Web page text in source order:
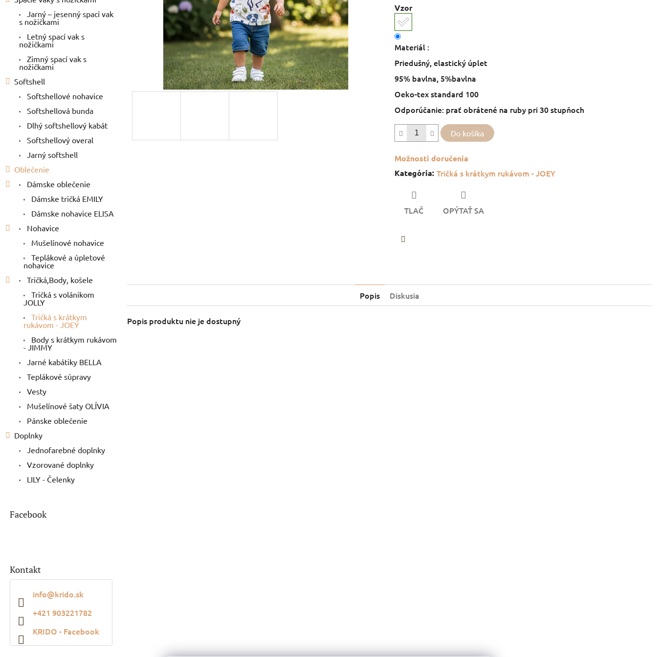
Jarný – jesenný spací vak
s nožičkami
Letný spací vak s
nožičkami
Zimný spací vak s
nožičkami
Softshell
Softshellové nohavice
Softshellová bunda
Dlhý softshellový kabát
Softshellový overal
Jarný softshell
Oblečenie
Dámske oblečenie
Dámske tričká EMILY
Dámske nohavice ELISA
Nohavice
Mušelínové nohavice
Teplákové a úpletové
nohavice
Tričká,Body, košele
Tričká s volánikom
JOLLY
Tričká s krátkym
rukávom - JOEY
Body s krátkym rukávom
- JIMMY
Jarné kabátiky BELLA
Teplákové súpravy
Vesty
Mušelínové šaty OLÍVIA
Pánske oblečenie
Doplnky
Jednofarebné doplnky
Vzorované doplnky
LILY - Čelenky
Facebook
Kontakt
info@krido.sk
+421 903221782
KRIDO - Facebook
Vzor
Materiál :
Priedušný, elastický úplet
95% bavlna, 5%bavlna
Oeko-tex standard 100
Odporúčanie: prať obrátené na ruby pri 30 stupňoch
Do košíka
Možnosti doručenia
Kategória: Tričká s krátkym rukávom - JOEY
TLAČ OPÝTAŤ SA
Popis Diskusia
Popis produktu nie je dostupný